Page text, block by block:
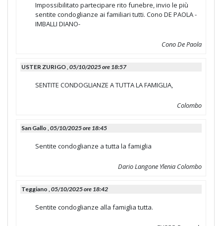
Impossibilitato partecipare rito funebre, invio le più
sentite condoglianze ai familiari tutti. Cono DE PAOLA -
IMBALLI DIANO-
Cono De Paola
USTER ZURIGO ,05/10/2025 ore 18:57
SENTITE CONDOGLIANZE A TUTTA LA FAMIGLIA,
Colombo
San Gallo ,05/10/2025 ore 18:45
Sentite condoglianze a tutta la famiglia
Dario Langone Ylenia Colombo
Teggiano ,05/10/2025 ore 18:42
Sentite condoglianze alla famiglia tutta.